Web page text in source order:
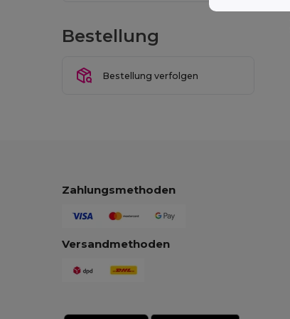
Bestellung
Bestellung verfolgen
Zahlungsmethoden
Versandmethoden